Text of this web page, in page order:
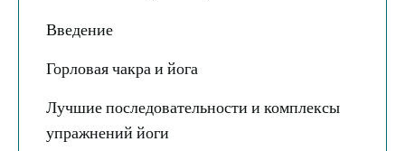
Введение
Горловая чакра и йога
Лучшие последовательности и комплексы
упражнений йоги